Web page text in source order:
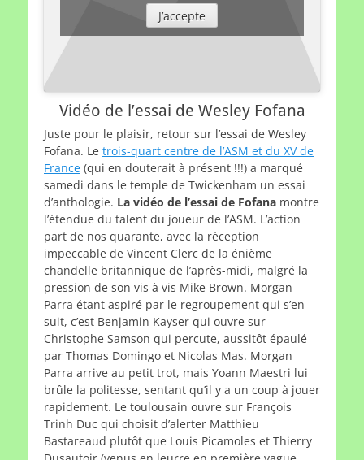
J’accepte
Vidéo de l’essai de Wesley Fofana
Juste pour le plaisir, retour sur l’essai de Wesley
Fofana. Le trois-quart centre de l’ASM et du XV de
France (qui en douterait à présent !!!) a marqué
samedi dans le temple de Twickenham un essai
d’anthologie. La vidéo de l’essai de Fofana montre
l’étendue du talent du joueur de l’ASM. L’action
part de nos quarante, avec la réception
impeccable de Vincent Clerc de la énième
chandelle britannique de l’après-midi, malgré la
pression de son vis à vis Mike Brown. Morgan
Parra étant aspiré par le regroupement qui s’en
suit, c’est Benjamin Kayser qui ouvre sur
Christophe Samson qui percute, aussitôt épaulé
par Thomas Domingo et Nicolas Mas. Morgan
Parra arrive au petit trot, mais Yoann Maestri lui
brûle la politesse, sentant qu’il y a un coup à jouer
rapidement. Le toulousain ouvre sur François
Trinh Duc qui choisit d’alerter Matthieu
Bastareaud plutôt que Louis Picamoles et Thierry